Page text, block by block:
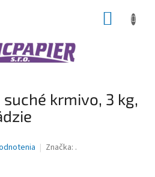
krmivo, 3 kg,
Značka: .